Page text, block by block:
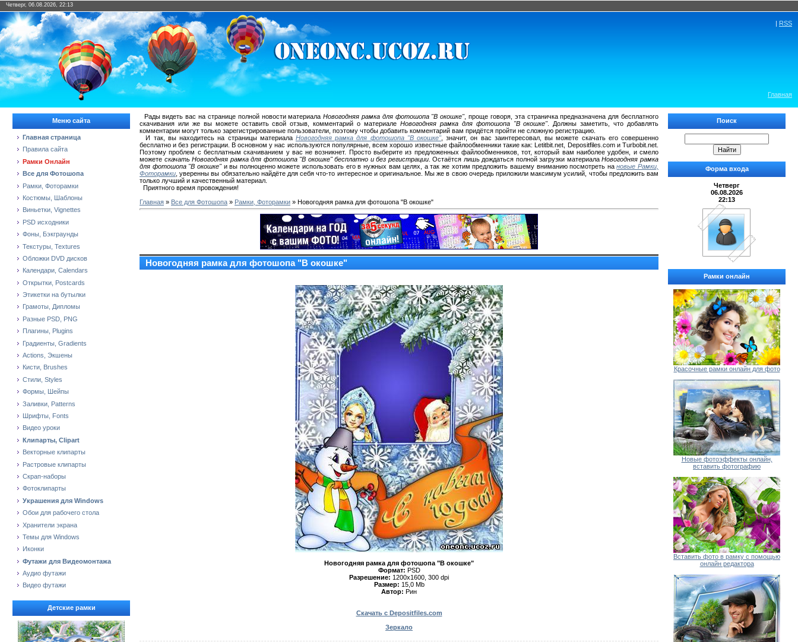
Четверг, 06.08.2026, 22:13
| RSS
Главная
Меню сайта
Главная страница
Правила сайта
Рамки Онлайн
Все для Фотошопа
Рамки, Фоторамки
Костюмы, Шаблоны
Виньетки, Vignettes
PSD исходники
Фоны, Бэкграунды
Текстуры, Textures
Обложки DVD дисков
Календари, Calendars
Открытки, Postcards
Этикетки на бутылки
Грамоты, Дипломы
Разные PSD, PNG
Плагины, Plugins
Градиенты, Gradients
Actions, Экшены
Кисти, Brushes
Стили, Styles
Формы, Шейпы
Заливки, Patterns
Шрифты, Fonts
Видео уроки
Клипарты, Clipart
Векторные клипарты
Растровые клипарты
Скрап-наборы
Фотоклипарты
Украшения для Windows
Обои для рабочего стола
Хранители экрана
Темы для Windows
Иконки
Футажи для Видеомонтажа
Аудио футажи
Видео футажи
Детские рамки
Рады видеть вас на странице полной новости материалаНовогодняя рамка для фотошопа "В окошке", проще говоря, эта страничка предназначена для бесплатного
скачивания или же вы можете оставить свой отзыв, комментарий о материале Новогодняя рамка для фотошопа "В окошке". Должны заметить, что добавлять
комментарии могут только зарегистрированные пользователи, поэтому чтобы добавить комментарий вам придётся пройти не сложную регистрацию.
И так, вы находитесь на страницы материала Новогодняя рамка для фотошопа "В окошке", значит, он вас заинтересовал, вы можете скачать его совершенно
бесплатно и без регистрации. В основном у нас используются популярные, всем хорошо известные файлообменники такие как: Letitbit.net, Depositfiles.com и Turbobit.net.
Поэтому проблем с бесплатным скачиванием у вас не возникнет. Просто выберите из предложенных файлообменников, тот, который вам наиболее удобен, и смело
можете скачать Новогодняя рамка для фотошопа "В окошке" бесплатно и без регистрации. Остаётся лишь дождаться полной загрузки материалаНовогодняя рамка
для фотошопа "В окошке"и вы полноценно можете использовать его в нужных вам целях, а так же хотим предложить вашему вниманию посмотреть нановые Рамки,
Фоторамки , уверенны вы обязательно найдёте для себя что-то интересное и оригинальное. Мы же в свою очередь приложили максимум усилий, чтобы предложить вам
только лучший и качественный материал.
Приятного время провождения!
Главная » Все для Фотошопа » Рамки, Фоторамки » Новогодняя рамка для фотошопа "В окошке"
Новогодняя рамка для фотошопа "В окошке"
Новогодняя рамка для фотошопа "В окошке"
Формат: PSD
Разрешение: 1200х1600, 300 dpi
Размер: 15,0 Mb
Автор: Рин
Скачать с Depositfiles.com
Зеркало
Поиск
Форма входа
Четверг
06.08.2026
22:13
Рамки онлайн
Красочные рамки онлайн для фото
Новые фотоэффекты онлайн,
вставить фотографию
Вставить фото в рамку с помощью
онлайн редактора